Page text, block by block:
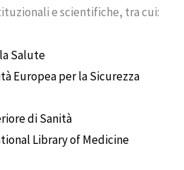
e scientifiche, tra cui:
Salute
Europea per la Sicurezza
di Sanità
Library of Medicine